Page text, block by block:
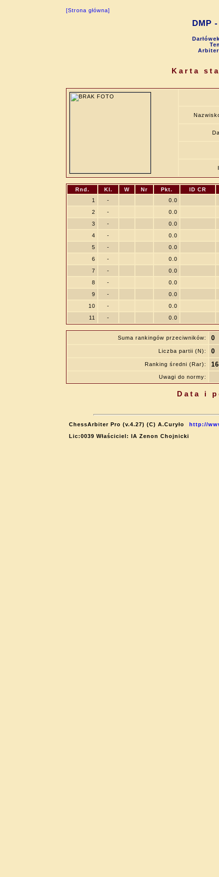
[Strona główna]
DMP
Karta
Rnd. Kl. W Nr Pkt.
ID CR
1
-
0.0
2
-
0.0
3
-
0.0
4
-
0.0
5
-
0.0
6
-
0.0
7
-
0.0
8
-
0.0
9
-
0.0
10
-
0.0
11
- 0.0
Suma rankingów przeciwników: 0
Liczba partii (N): 0
Ranking średni (Rar):
Uwagi do normy:
Data i
ChessArbiter Pro (v.4.27) (C) A.Curyło
http://
Lic:0039 Właściciel: IA Zenon Chojnicki